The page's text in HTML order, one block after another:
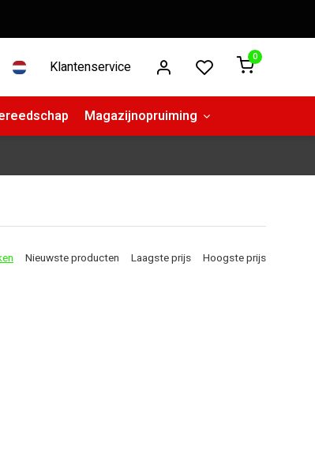
Klantenservice
0
Magazijnopruiming
Nieuwste producten Laagste prijs Hoogste prijs